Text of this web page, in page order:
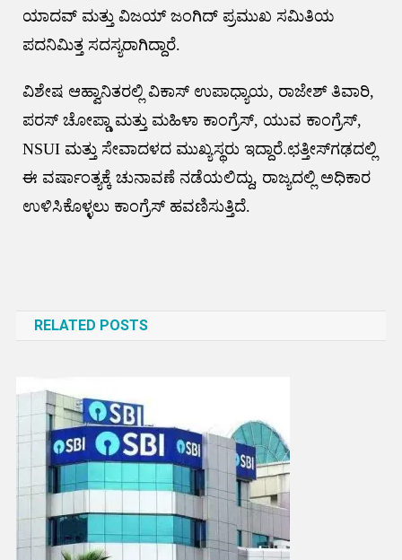
ಯಾದವ್ ಮತ್ತು ವಿಜಯ್ ಜಂಗಿದ್ ಪ್ರಮುಖ ಸಮಿತಿಯ
ಪದನಿಮಿತ್ತ ಸದಸ್ಯರಾಗಿದ್ದಾರೆ.
ವಿಶೇಷ ಆಹ್ವಾನಿತರಲ್ಲಿ ವಿಕಾಸ್ ಉಪಾಧ್ಯಾಯ, ರಾಜೇಶ್ ತಿವಾರಿ,
ಪರಸ್ ಚೋಪ್ಡಾ ಮತ್ತು ಮಹಿಳಾ ಕಾಂಗ್ರೆಸ್, ಯುವ ಕಾಂಗ್ರೆಸ್,
NSUI ಮತ್ತು ಸೇವಾದಳದ ಮುಖ್ಯಸ್ಥರು ಇದ್ದಾರೆ.ಛತ್ತೀಸ್‌ಗಢದಲ್ಲಿ
ಈ ವರ್ಷಾಂತ್ಯಕ್ಕೆ ಚುನಾವಣೆ ನಡೆಯಲಿದ್ದು, ರಾಜ್ಯದಲ್ಲಿ ಅಧಿಕಾರ
ಉಳಿಸಿಕೊಳ್ಳಲು ಕಾಂಗ್ರೆಸ್ ಹವಣಿಸುತ್ತಿದೆ.
RELATED POSTS